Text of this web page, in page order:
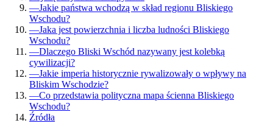
—Jakie państwa wchodzą w skład regionu Bliskiego
Wschodu?
—Jaka jest powierzchnia i liczba ludności Bliskiego
Wschodu?
—Dlaczego Bliski Wschód nazywany jest kolebką
cywilizacji?
—Jakie imperia historycznie rywalizowały o wpływy na
Bliskim Wschodzie?
—Co przedstawia polityczna mapa ścienna Bliskiego
Wschodu?
Źródła